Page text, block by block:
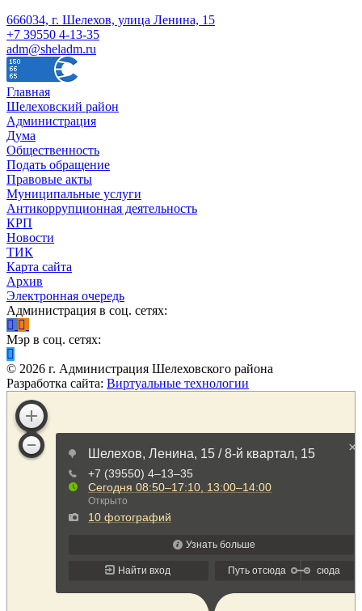
666034, г. Шелехов, улица Ленина, 15
+7 39550 4-13-35
adm@sheladm.ru
Главная
Шелеховский район
Администрация
Дума
Общественность
Подать обращение
Правовые акты
Муниципальные услуги
Антикоррупционная деятельность
КРП
Новости
ТИК
Карта сайта
Архив
Электронная очередь
Администрация в соц. сетях:
Мэр в соц. сетях:
© 2026 г. Администрация Шелеховского района
Разработка сайта: Виртуальные технологии